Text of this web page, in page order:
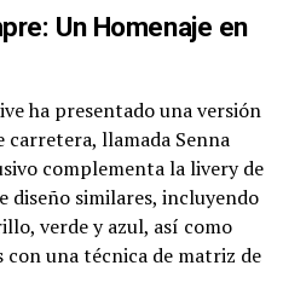
Un Homenaje en
ha presentado una versión
carretera, llamada Senna
complementa la livery de
diseño similares, incluyendo
verde y azul, así como
una técnica de matriz de